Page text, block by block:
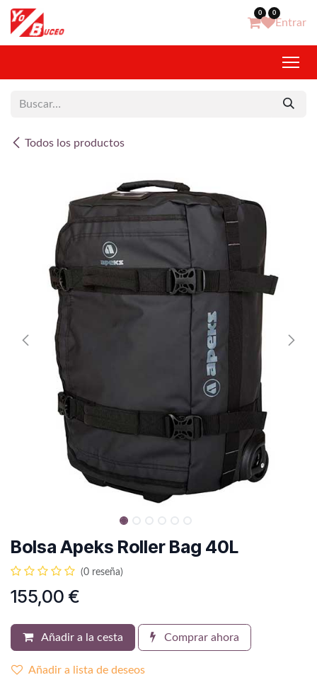
Ir al contenido 0 0
Entrar
Todos los productos
Bolsa Apeks Roller Bag 40L
(0 reseña)
155,00 €
Añadir a la cesta Comprar ahora
Añadir a lista de deseos